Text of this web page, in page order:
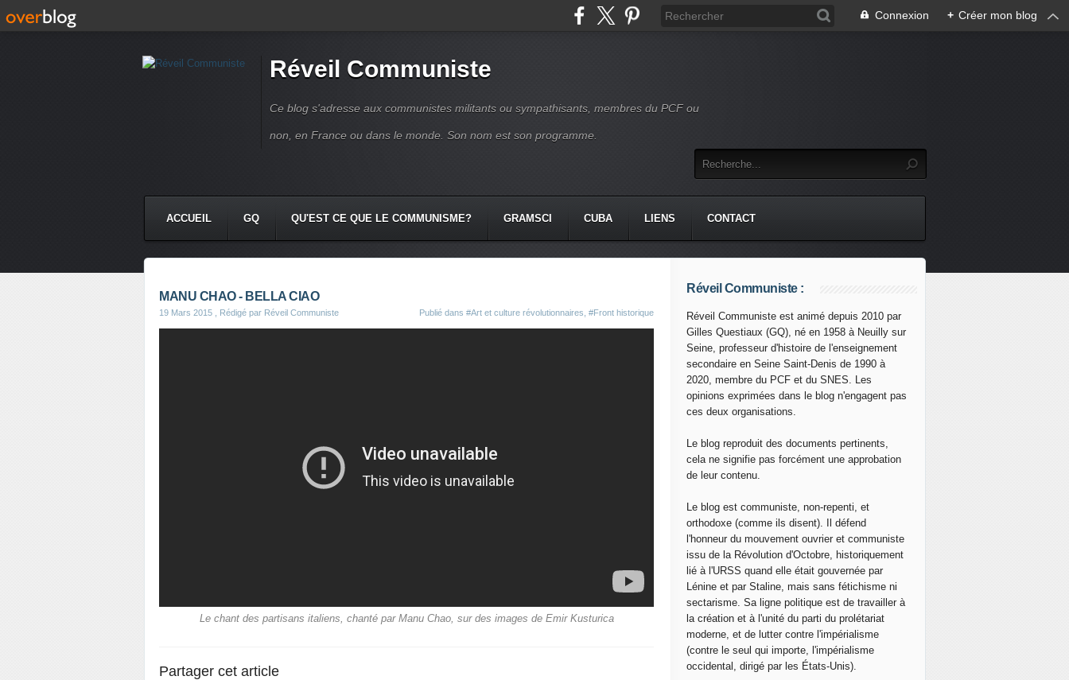
Connexion + Créer mon blog
Réveil Communiste
Ce blog s'adresse aux communistes militants ou sympathisants, membres du PCF ou
non, en France ou dans le monde. Son nom est son programme.
ACCUEIL GQ QU'EST CE QUE LE COMMUNISME? GRAMSCI CUBA LIENS CONTACT
MANU CHAO - BELLA CIAO
19 Mars 2015 , Rédigé par Réveil Communiste Publié dans #Art et culture révolutionnaires #Front historique
Le chant des partisans italiens, chanté par Manu Chao, sur des images de Emir Kusturica
Partager cet article
Réveil Communiste :
Réveil Communiste est animé depuis 2010 par
Gilles Questiaux (GQ), né en 1958 à Neuilly sur
Seine, professeur d'histoire de l'enseignement
secondaire en Seine Saint-Denis de 1990 à
2020, membre du PCF et du SNES. Les
opinions exprimées dans le blog n'engagent pas
ces deux organisations.
Le blog reproduit des documents pertinents,
cela ne signifie pas forcément une approbation
de leur contenu.
Le blog est communiste, non-repenti, et
orthodoxe (comme ils disent). Il défend
l'honneur du mouvement ouvrier et communiste
issu de la Révolution d'Octobre, historiquement
lié à l'URSS quand elle était gouvernée par
Lénine et par Staline, mais sans fétichisme ni
sectarisme. Sa ligne politique est de travailler à
la création et à l'unité du parti du prolétariat
moderne, et de lutter contre l'impérialisme
(contre le seul qui importe, l'impérialisme
occidental, dirigé par les États-Unis).